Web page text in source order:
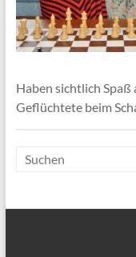
Haben sichtlich
Geflüchtete beim